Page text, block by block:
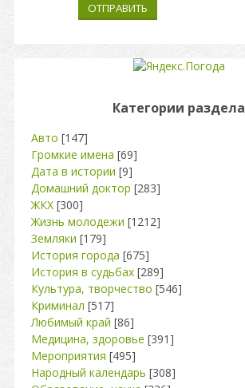
ОТПРАВИТЬ
Категории раздела
Авто [147]
Громкие имена [69]
Дата в истории [9]
Домашний доктор [283]
ЖКХ [300]
Жизнь молодежи [1212]
Земляки [179]
История города [675]
История в судьбах [289]
Культура, творчество [546]
Криминал [517]
Любимый край [86]
Медицина, здоровье [391]
Мероприятия [495]
Народный календарь [308]